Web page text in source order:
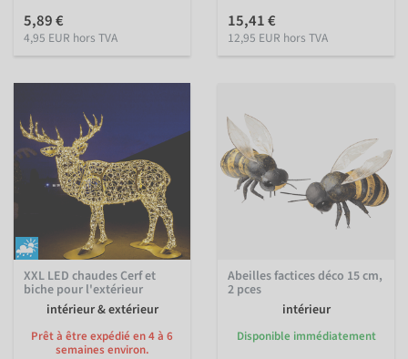
5,89 €
4,95 EUR hors TVA
15,41 €
12,95 EUR hors TVA
XXL LED chaudes Cerf et
biche pour l'extérieur
intérieur & extérieur
Prêt à être expédié en 4 à 6
semaines environ.
Abeilles factices déco 15 cm,
2 pces
intérieur
Disponible immédiatement